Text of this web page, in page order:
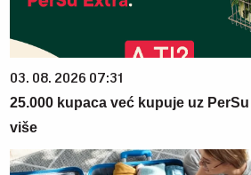
03. 08. 2026 07:31
25.000 kupaca već kupuje uz
više